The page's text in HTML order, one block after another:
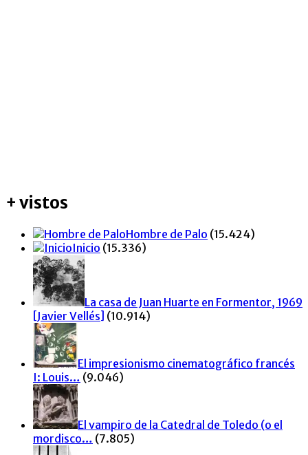
+ vistos
Hombre de Palo (15.424)
Inicio (15.336)
La casa de Juan Huarte en Formentor, 1969
[Javier Vellés] (10.914)
El impresionismo cinematográfico francés
I: Louis… (9.046)
El vampiro de la Catedral de Toledo (o el
mordisco… (7.805)